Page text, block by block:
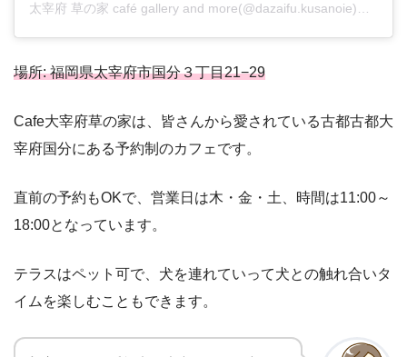
太宰府 草の家 café gallery and more(@dazaifu.kusanoie)がシェアした投稿
場所: 福岡県太宰府市国分３丁目21−29
Cafe大宰府草の家は、皆さんから愛されている古都古都大
宰府国分にある予約制のカフェです。
直前の予約もOKで、営業日は木・金・土、時間は11:00～
18:00となっています。
テラスはペット可で、犬を連れていって犬との触れ合いタ
イムを楽しむこともできます。